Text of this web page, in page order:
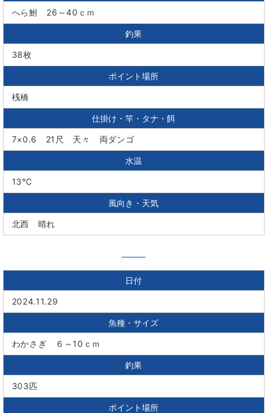
へら鮒 26～40ｃｍ
釣果
38枚
ポイント場所
桟橋
仕掛け・竿・タナ・餌
7×0.6 21尺 天々 両ダンゴ
水温
13℃
風向き・天気
北西 晴れ
日付
2024.11.29
魚種・サイズ
わかさぎ ６～10ｃｍ
釣果
303匹
ポイント場所